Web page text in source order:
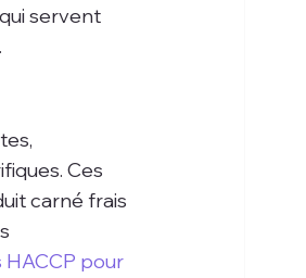
servent
Ces
carné frais
pour